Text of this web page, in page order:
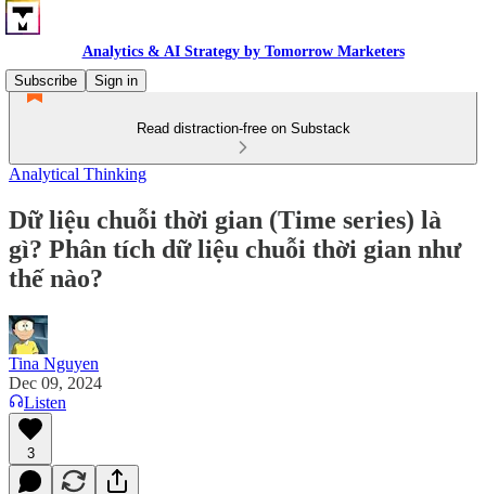
Analytics & AI Strategy by Tomorrow Marketers
Subscribe
Sign in
Read distraction-free on Substack
Analytical Thinking
Dữ liệu chuỗi thời gian (Time series) là
gì? Phân tích dữ liệu chuỗi thời gian như
thế nào?
Tina Nguyen
Dec 09, 2024
Listen
3